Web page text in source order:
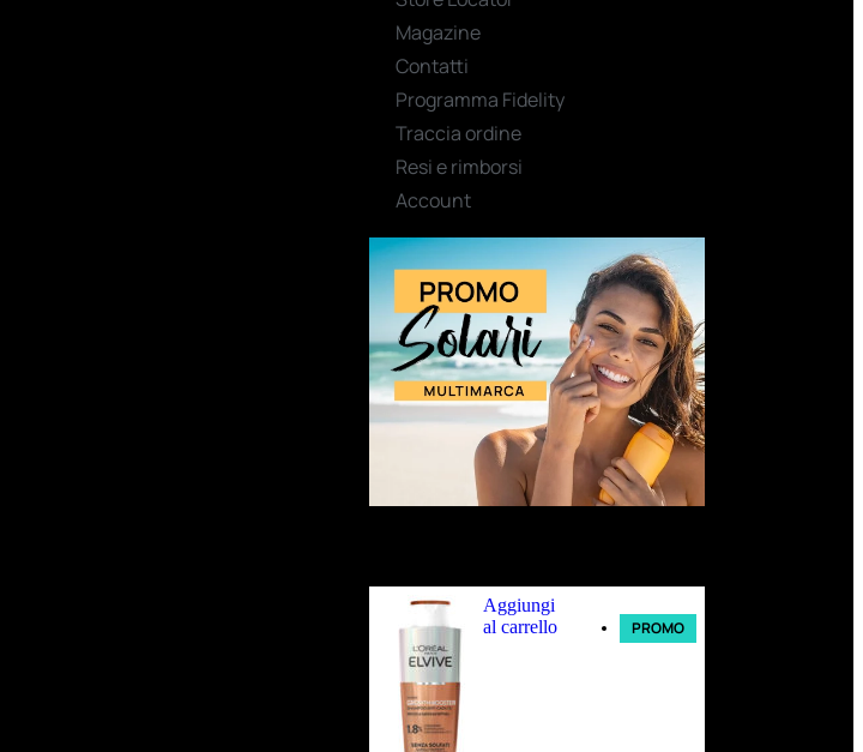
Magazine
Contatti
Programma Fidelity
Traccia ordine
Resi e rimborsi
Account
Aggiungi
al carrello
PROMO